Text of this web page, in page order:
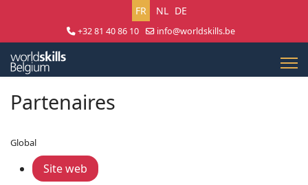
Sélectionnez votre langue
FR NL DE
+32 81 40 86 10
info@worldskills.be
Partenaires
Global
Site web